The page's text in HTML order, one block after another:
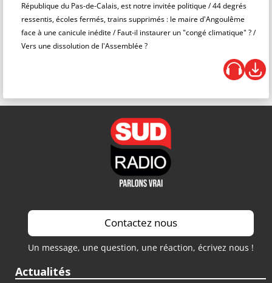
République du Pas-de-Calais, est notre invitée politique / 44 degrés
ressentis, écoles fermés, trains supprimés : le maire d'Angoulême
face à une canicule inédite / Faut-il instaurer un "congé climatique" ? /
Vers une dissolution de l'Assemblée ?
Contactez nous
Un message, une question, une réaction, écrivez nous !
Actualités